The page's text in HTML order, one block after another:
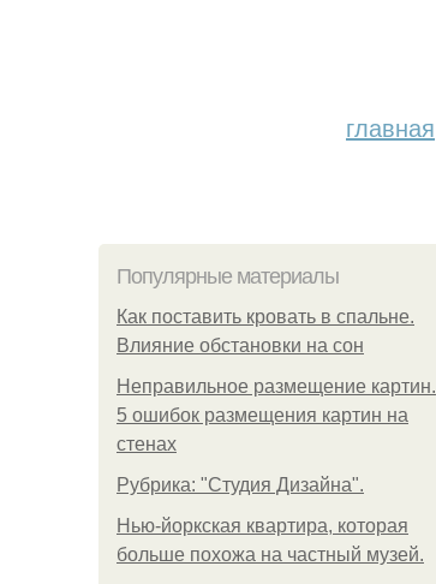
главная
Популярные материалы
Как поставить кровать в спальне.
Влияние обстановки на сон
Неправильное размещение картин.
5 ошибок размещения картин на
стенах
Рубрика: "Студия Дизайна".
Нью-йоркская квартира, которая
больше похожа на частный музей.